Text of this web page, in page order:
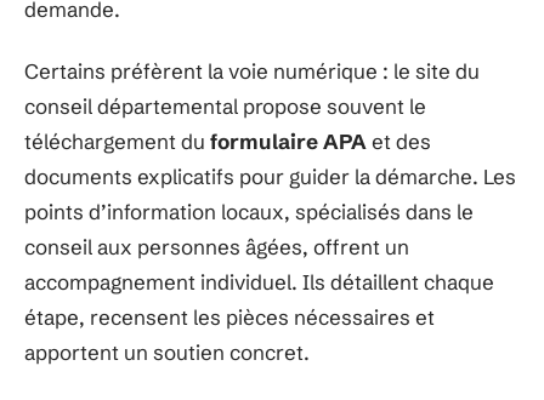
demande.
Certains préfèrent la voie numérique : le site du
conseil départemental propose souvent le
téléchargement du formulaire APA et des
documents explicatifs pour guider la démarche. Les
points d’information locaux, spécialisés dans le
conseil aux personnes âgées, offrent un
accompagnement individuel. Ils détaillent chaque
étape, recensent les pièces nécessaires et
apportent un soutien concret.